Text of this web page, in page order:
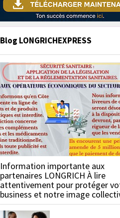
Blog LONGRICHEXPRESS
Information importante aux
partenaires LONGRICH À lire
attentivement pour protéger
business et notre image